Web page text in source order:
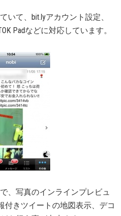
いて、bit.lyアカウント設定、
Padなどに対応しています。
、写真のインラインプレビュ
付きツイートの地図表示、デコ